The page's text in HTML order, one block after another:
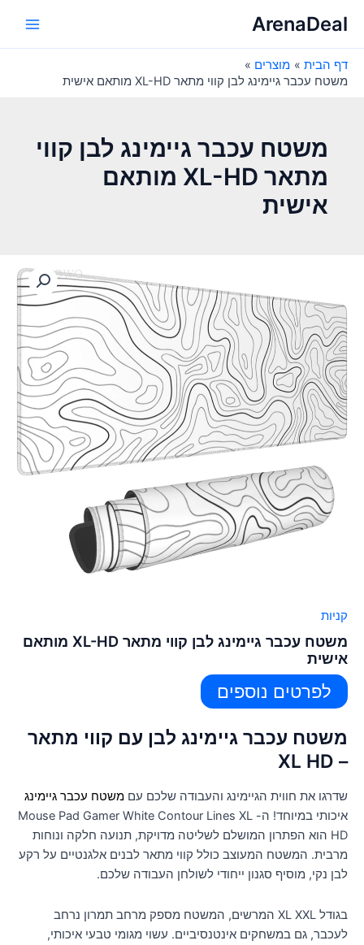
לתוכןArenaDeal
דף הבית
מוצרים
משטח עכבר גיימינג לבן קווי מתאר XL-HD מותאם אישית
משטח עכבר גיימינג לבן קווי
מתאר XL-HD מותאם
אישית
קניות
משטח עכבר גיימינג לבן קווי מתאר XL-HD מותאם
אישית
לפרטים נוספים
משטח עכבר גיימינג לבן עם קווי מתאר
– XL HD
שדרגו את חווית הגיימינג והעבודה שלכם עם משטח עכבר גיימינג
איכותי במיוחד! ה- Mouse Pad Gamer White Contour Lines XL
HD הוא הפתרון המושלם לשליטה מדויקת, תנועה חלקה ונוחות
מרבית. המשטח המעוצב כולל קווי מתאר לבנים אלגנטיים על רקע
לבן נקי, מוסיף סגנון ייחודי לשולחן העבודה שלכם.
בגודל XL XXL המרשים, המשטח מספק מרחב תמרון נרחב
לעכבר, גם במשחקים אינטנסיביים. עשוי מגומי טבעי איכותי,